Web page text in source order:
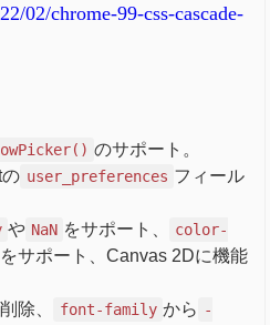
02/chrome-99-css-cascade-
のサポート。
user_preferences フィール
や NaN をサポート、
color-
サポート、Canvas 2Dに機能
除、
font-family から -